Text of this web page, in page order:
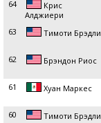
64
Крис
Алджиери
63 Тимоти Брэдли
62 Брэндон Риос
61 Хуан Маркеc
60 Тимоти Брэдли